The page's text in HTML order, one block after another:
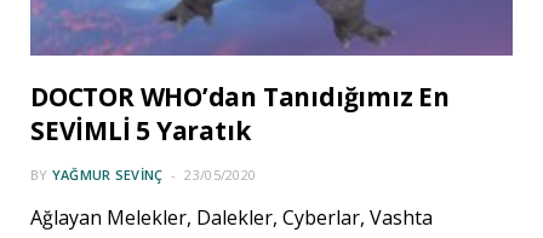
DOCTOR WHO’dan Tanıdığımız En
SEVİMLİ 5 Yaratık
BY YAĞMUR SEVINÇ 23/05/2020
Ağlayan Melekler, Dalekler, Cyberlar, Vashta